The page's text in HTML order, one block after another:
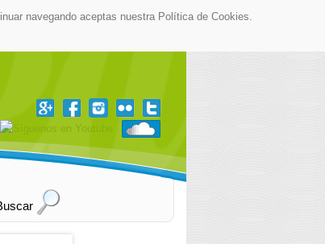
navegando aceptas nuestra Política de Cookies.